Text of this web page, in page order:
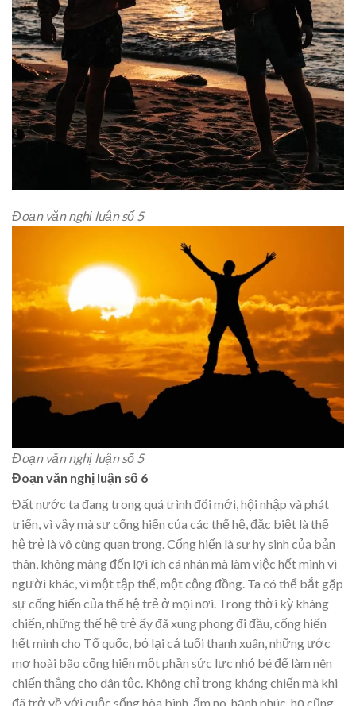
Đoạn văn nghị luận số 5
Đoạn văn nghị luận số 5
Đoạn văn nghị luận số 6
Đất nước ta đang trong quá trình đổi mới, hội nhập và phát
triển, vì vậy mà sự cống hiến của các thế hệ, đặc biệt là thế
hệ trẻ là vô cùng quan trọng. Cống hiến là sự hy sinh của bản
thân, không màng đến lợi ích cá nhân mà làm việc hết mình vì
người khác, vì một tập thể, một cộng đồng. Ta có thể bắt gặp
sự cống hiến của thế hệ trẻ ở mọi nơi. Trong thời kỳ kháng
chiến, những thế hệ trẻ ấy đã xung phong đi đầu, cống hiến
hết mình cho Tổ quốc, bỏ lại cả tuổi thanh xuân, những ước
mơ hoài bão cống hiến một phần sức lực nhỏ bé để làm nên
chiến thắng cho dân tộc. Không chỉ trong kháng chiến mà khi
đã trở về với cuộc sống hòa bình, ấm no, hạnh phúc, họ cũng